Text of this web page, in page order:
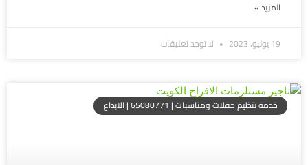
المزيد »
19 يوليو، 2023 لا توجد تعليقات
خدمة تنظيم حفلات ومناسبات | 65080771 | الابداع